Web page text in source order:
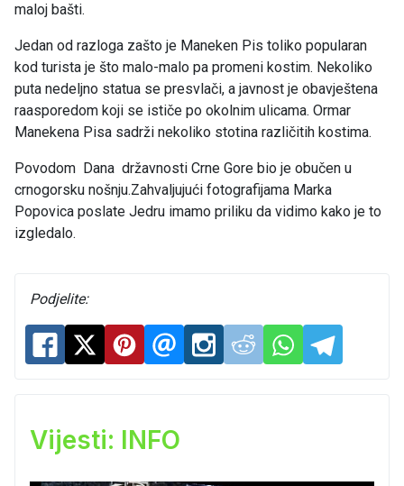
maloj bašti.
Jedan od razloga zašto je Maneken Pis toliko popularan
kod turista je što malo-malo pa promeni kostim. Nekoliko
puta nedeljno statua se presvlači, a javnost je obavještena
raasporedom koji se ističe po okolnim ulicama. Ormar
Manekena Pisa sadrži nekoliko stotina različitih kostima.
Povodom Dana državnosti Crne Gore bio je obučen u
crnogorsku nošnju.Zahvaljujući fotografijama Marka
Popovica poslate Jedru imamo priliku da vidimo kako je to
izgledalo.
Podjelite:
Vijesti: INFO